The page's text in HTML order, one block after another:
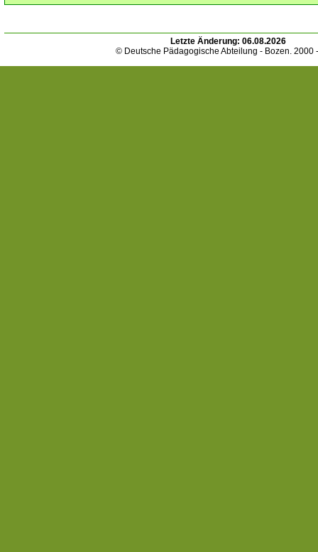
Letzte Änderung: 06.08.2026
© Deutsche Pädagogische Abteilung - Bozen. 2000